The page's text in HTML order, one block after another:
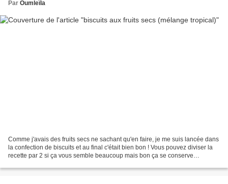
Par Oumleïla
Comme j'avais des fruits secs ne sachant qu'en faire, je me suis lancée dans
la confection de biscuits et au final c'était bien bon ! Vous pouvez diviser la
recette par 2 si ça vous semble beaucoup mais bon ça se conserve